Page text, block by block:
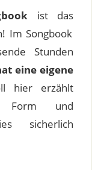
ist das
Im Songbook
Stunden
eine eigene
hier erzählt
Form und
sicherlich